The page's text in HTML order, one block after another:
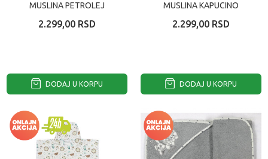
MUSLINA PETROLEJ
2.299,00 RSD
DODAJ U KORPU
MUSLINA KAPUCINO
2.299,00 RSD
DODAJ U KORPU